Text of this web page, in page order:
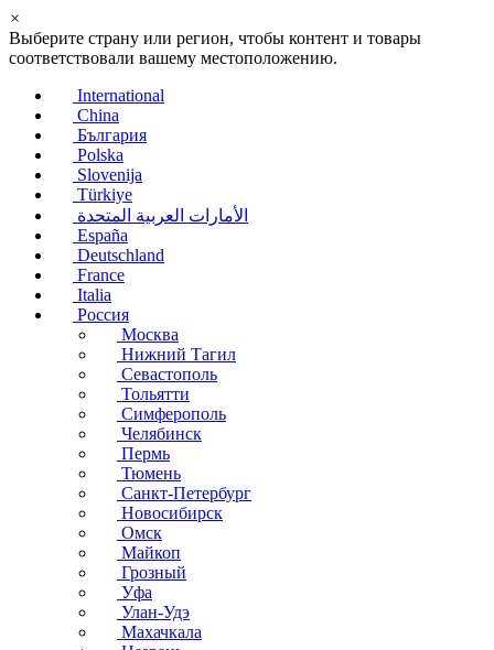
×
Выберите страну или регион, чтобы контент и товары
соответствовали вашему местоположению.
International
China
България
Polska
Slovenija
Türkiye
الأمارات العربية المتحدة
España
Deutschland
France
Italia
Россия
Москва
Нижний Тагил
Севастополь
Тольятти
Симферополь
Челябинск
Пермь
Тюмень
Санкт-Петербург
Новосибирск
Омск
Майкоп
Грозный
Уфа
Улан-Удэ
Махачкала